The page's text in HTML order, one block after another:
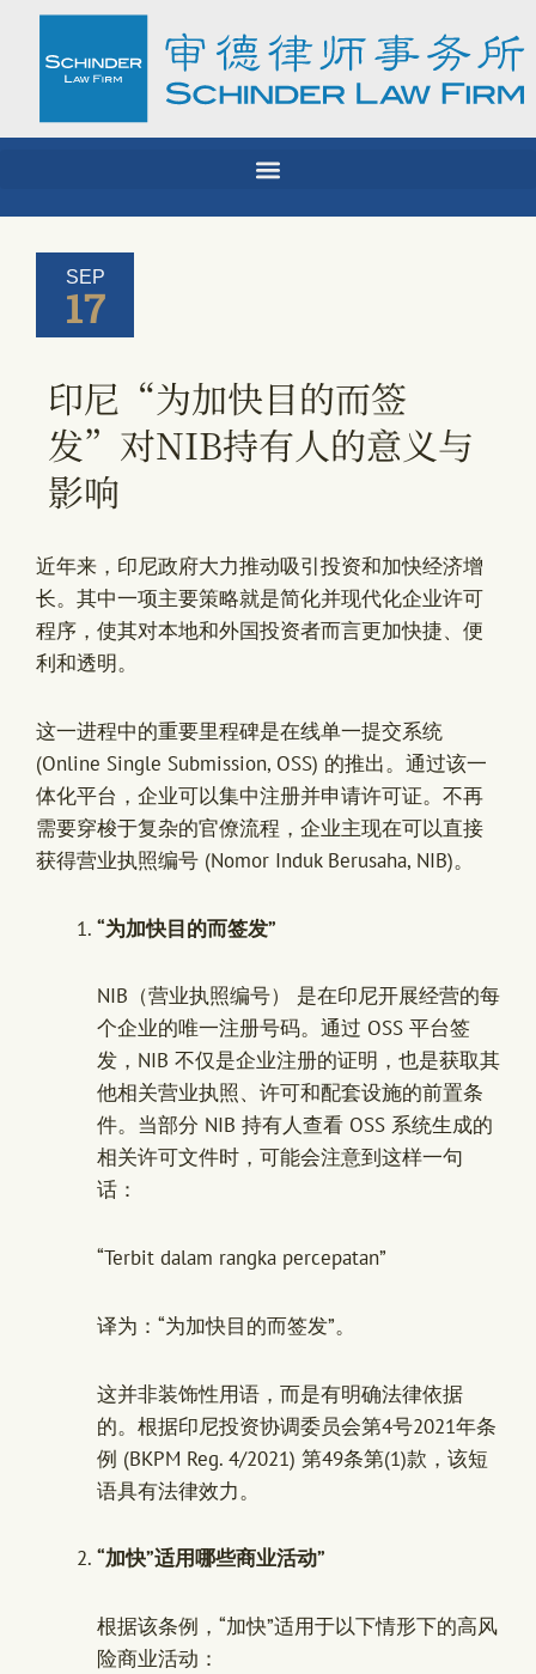
content
SEP
17
印尼“为加快目的而签
发”对NIB持有人的意义与
影响
近年来，印尼政府大力推动吸引投资和加快经济增
长。其中一项主要策略就是简化并现代化企业许可
程序，使其对本地和外国投资者而言更加快捷、便
利和透明。
这一进程中的重要里程碑是在线单一提交系统
(Online Single Submission, OSS) 的推出。通过该一
体化平台，企业可以集中注册并申请许可证。不再
需要穿梭于复杂的官僚流程，企业主现在可以直接
获得营业执照编号 (Nomor Induk Berusaha, NIB)。
“为加快目的而签发”
NIB（营业执照编号） 是在印尼开展经营的每
个企业的唯一注册号码。通过 OSS 平台签
发，NIB 不仅是企业注册的证明，也是获取其
他相关营业执照、许可和配套设施的前置条
件。当部分 NIB 持有人查看 OSS 系统生成的
相关许可文件时，可能会注意到这样一句
话：
“Terbit dalam rangka percepatan”
译为：“为加快目的而签发”。
这并非装饰性用语，而是有明确法律依据
的。根据印尼投资协调委员会第4号2021年条
例 (BKPM Reg. 4/2021) 第49条第(1)款，该短
语具有法律效力。
“加快”适用哪些商业活动”
根据该条例，“加快”适用于以下情形下的高风
险商业活动：